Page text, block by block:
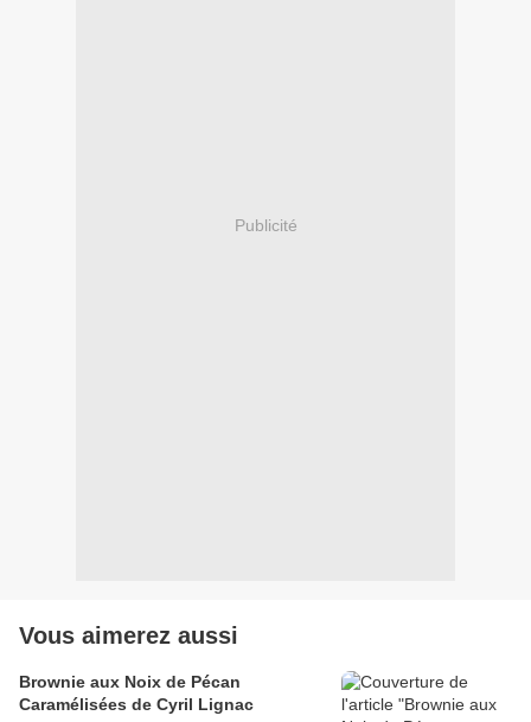
Publicité
Vous aimerez aussi
Brownie aux Noix de Pécan
Caramélisées de Cyril Lignac